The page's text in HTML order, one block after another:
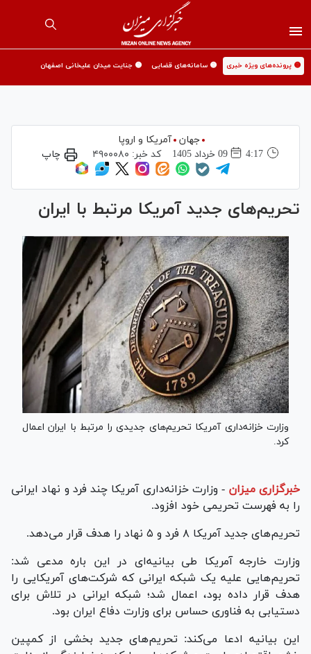
🟡 پرونده‌های ویژه خبری 🟡 سامانه‌های قضایی 🟡 جنایت میدان علیخانی اصفهان
جهان
آمریکا و اروپا
4:17
09 خرداد 1405 کد خبر: ۴۹۰۰۰۸۰ چاپ
تحریم‌های جدید آمریکا مرتبط با ایران
وزارت خزانه‌داری آمریکا تحریم‌های جدیدی را مرتبط با ایران اعمال
کرد.
خبرگزاری میزان - وزارت خزانه‌داری آمریکا چند فرد و نهاد ایرانی
را به فهرست تحریمی خود افزود.
تحریم‌های جدید آمریکا ۸ فرد و ۵ نهاد را هدف قرار می‌دهد.
وزارت خارجه آمریکا طی بیانیه‌ای در این باره مدعی شد:
تحریم‌هایی علیه یک شبکه ایرانی که شرکت‌های آمریکایی را
هدف قرار داده بود، اعمال شد؛ شبکه ایرانی در تلاش برای
دستیابی به فناوری حساس برای وزارت دفاع ایران بود.
این بیانیه ادعا می‌کند: تحریم‌های جدید بخشی از کمپین